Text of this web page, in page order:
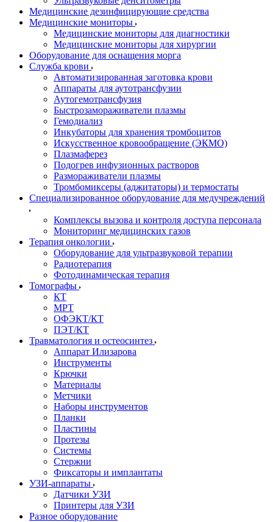
Медицинские дезинфицирующие средства
Медицинские мониторы
Медицинские мониторы для диагностики
Медицинские мониторы для хирургии
Оборудование для оснащения морга
Служба крови
Автоматизированная заготовка крови
Аппараты для аутотрансфузии
Аутогемотрансфузия
Быстрозамораживатели плазмы
Гемодиализ
Инкубаторы для хранения тромбоцитов
Искусственное кровообращение (ЭКМО)
Плазмаферез
Подогрев инфузионных растворов
Размораживатели плазмы
Тромбомиксеры (аджитаторы) и термостаты
Специализированное оборудование для медучреждений
Комплексы вызова и контроля доступа персонала
Мониторинг медицинских газов
Терапия онкологии
Оборудование для ультразвуковой терапии
Радиотерапия
Фотодинамическая терапия
Томографы
КТ
МРТ
ОФЭКТ/КТ
ПЭТ/КТ
Травматология и остеосинтез
Аппарат Илизарова
Инструменты
Крючки
Материалы
Метчики
Наборы инструментов
Планки
Пластины
Протезы
Системы
Стержни
Фиксаторы и имплантаты
УЗИ-аппараты
Датчики УЗИ
Принтеры для УЗИ
Разное оборудование